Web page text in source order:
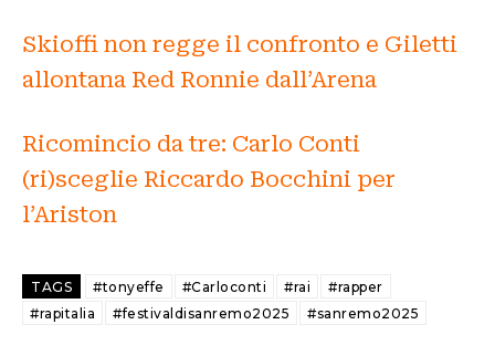
Skioffi non regge il confronto e Giletti
allontana Red Ronnie dall’Arena
Ricomincio da tre: Carlo Conti
(ri)sceglie Riccardo Bocchini per
l’Ariston
TAGS #tonyeffe #Carloconti #rai
#rapper
#rapitalia
#festivaldisanremo2025 #sanremo2025